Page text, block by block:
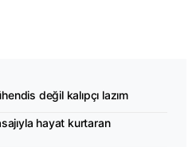
değil kalıpçı lazım
hayat kurtaran